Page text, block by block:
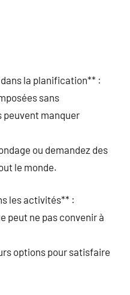
dans la planification** :
sans
manquer
ou demandez des
le monde.
les activités** :
peut ne pas convenir à
options pour satisfaire